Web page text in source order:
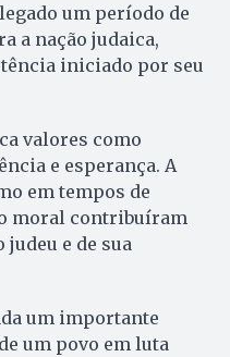
um período de
a nação judaica,
iniciado por seu
valores como
e esperança. A
em tempos de
moral contribuíram
judeu e de sua
um importante
um povo em luta